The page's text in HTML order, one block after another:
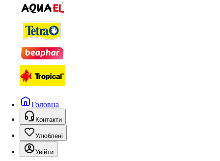
Головна
Контакти
Улюблені
Увійти